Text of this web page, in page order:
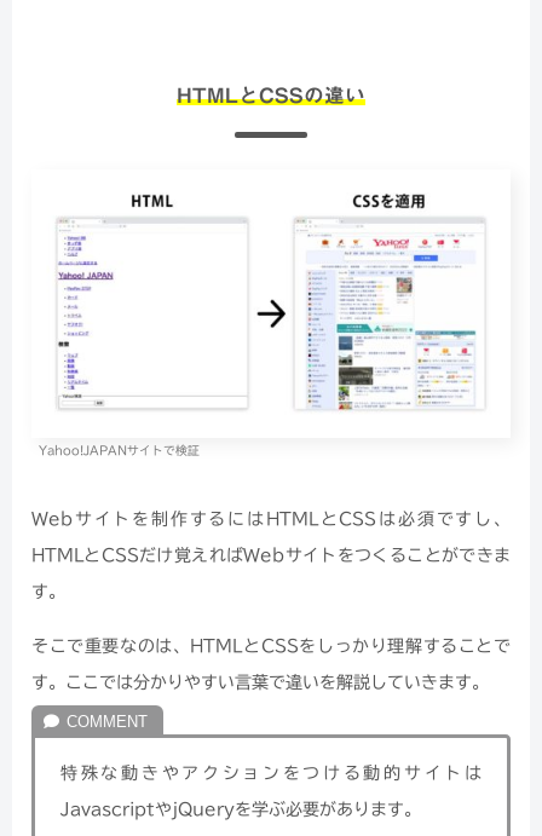
HTMLとCSSの違い
Yahoo!JAPANサイトで検証
Webサイトを制作するにはHTMLとCSSは必須ですし、
HTMLとCSSだけ覚えればWebサイトをつくることができま
す。
そこで重要なのは、HTMLとCSSをしっかり理解することで
す。ここでは分かりやすい言葉で違いを解説していきます。
特殊な動きやアクションをつける動的サイトは
JavascriptやjQueryを学ぶ必要があります。